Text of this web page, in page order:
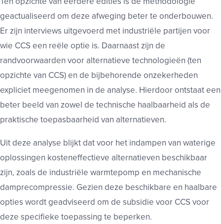
geactualiseerd om deze afweging beter te onderbouwen.
Er zijn interviews uitgevoerd met industriële partijen voor
wie CCS een reële optie is. Daarnaast zijn de
randvoorwaarden voor alternatieve technologieën (ten
opzichte van CCS) en de bijbehorende onzekerheden
expliciet meegenomen in de analyse. Hierdoor ontstaat een
beter beeld van zowel de technische haalbaarheid als de
praktische toepasbaarheid van alternatieven.
Uit deze analyse blijkt dat voor het indampen van waterige
oplossingen kosteneffectieve alternatieven beschikbaar
zijn, zoals de industriële warmtepomp en mechanische
damprecompressie. Gezien deze beschikbare en haalbare
opties wordt geadviseerd om de subsidie voor CCS voor
deze specifieke toepassing te beperken.